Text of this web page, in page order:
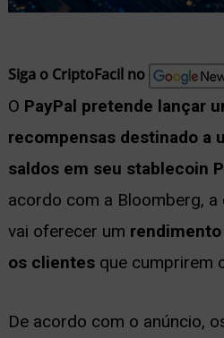
Siga o CriptoFacil no
O PayPal pretende lançar
recompensas destinado a
saldos em seu stablecoin
acordo com a Bloomberg, a
vai oferecer um rendimento
os clientesque cumprirem
De acordo com o anúncio,